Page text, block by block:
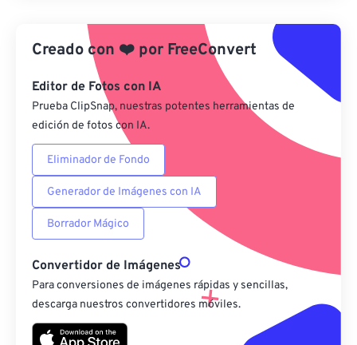
Aplicar desde el ajuste preestablecido
Guardar como preestablecido
Creado con ❤️ por FreeConvert
Editor de Fotos con IA
Prueba ClipSnap, nuestras potentes herramientas de
edición de fotos con IA.
Eliminador de Fondo
Generador de Imágenes con IA
Borrador Mágico
Convertidor de Imágenes
Para conversiones de imágenes rápidas y sencillas,
descarga nuestros convertidores móviles.